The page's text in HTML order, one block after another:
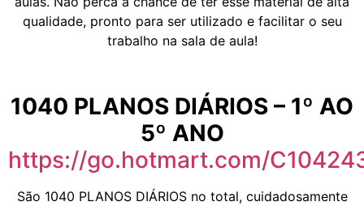
qualidade, pronto para ser utilizado e facilitar o seu
trabalho na sala de aula!
1040 PLANOS DIÁRIOS – 1º AO
5º ANO
https://go.hotmart.com/
São 1040 PLANOS DIÁRIOS no total, cuidadosamente